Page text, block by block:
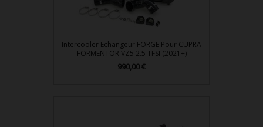
Intercooler Echangeur FORGE Pour CUPRA
FORMENTOR VZ5 2.5 TFSI (2021+)
Prix
990,00 €